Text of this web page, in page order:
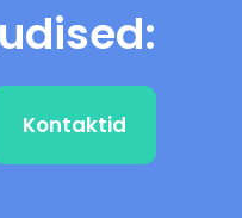
Kontaktid